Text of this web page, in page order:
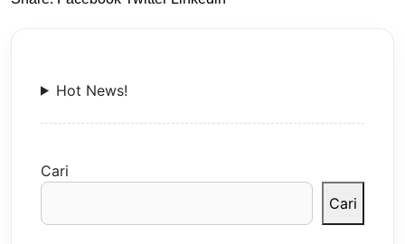
Hot News!
Cari
Cari